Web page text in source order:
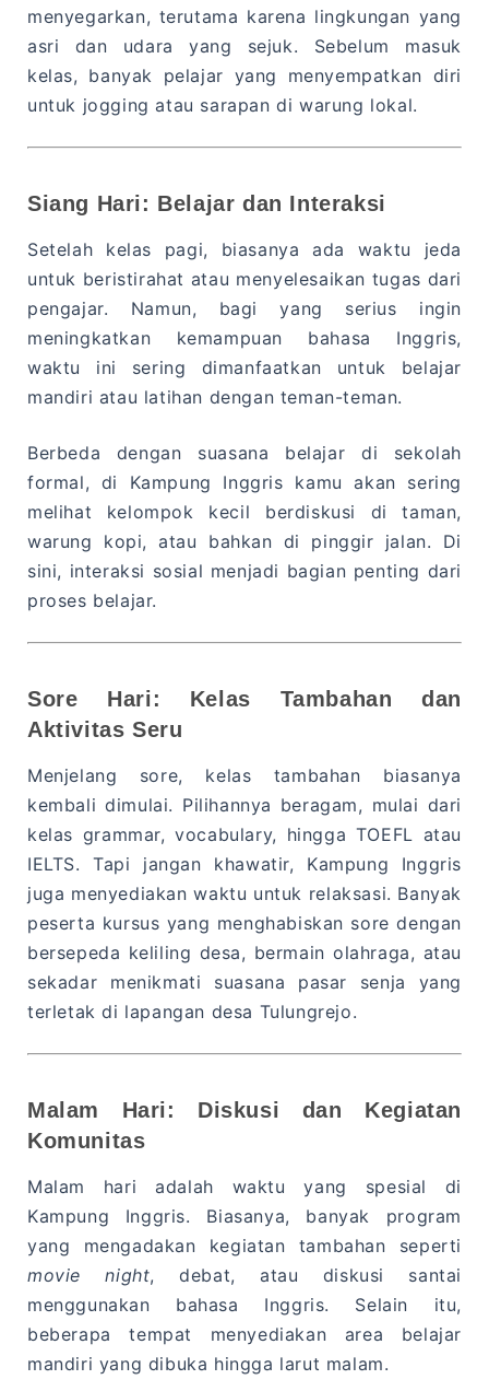
menyegarkan, terutama karena lingkungan yang
asri dan udara yang sejuk. Sebelum masuk
kelas, banyak pelajar yang menyempatkan diri
untuk jogging atau sarapan di warung lokal.
Siang Hari: Belajar dan Interaksi
Setelah kelas pagi, biasanya ada waktu jeda
untuk beristirahat atau menyelesaikan tugas dari
pengajar. Namun, bagi yang serius ingin
meningkatkan kemampuan bahasa Inggris,
waktu ini sering dimanfaatkan untuk belajar
mandiri atau latihan dengan teman-teman.
Berbeda dengan suasana belajar di sekolah
formal, di Kampung Inggris kamu akan sering
melihat kelompok kecil berdiskusi di taman,
warung kopi, atau bahkan di pinggir jalan. Di
sini, interaksi sosial menjadi bagian penting dari
proses belajar.
Sore Hari: Kelas Tambahan dan
Aktivitas Seru
Menjelang sore, kelas tambahan biasanya
kembali dimulai. Pilihannya beragam, mulai dari
kelas grammar, vocabulary, hingga TOEFL atau
IELTS. Tapi jangan khawatir, Kampung Inggris
juga menyediakan waktu untuk relaksasi. Banyak
peserta kursus yang menghabiskan sore dengan
bersepeda keliling desa, bermain olahraga, atau
sekadar menikmati suasana pasar senja yang
terletak di lapangan desa Tulungrejo.
Malam Hari: Diskusi dan Kegiatan
Komunitas
Malam hari adalah waktu yang spesial di
Kampung Inggris. Biasanya, banyak program
yang mengadakan kegiatan tambahan seperti
movie night, debat, atau diskusi santai
menggunakan bahasa Inggris. Selain itu,
beberapa tempat menyediakan area belajar
mandiri yang dibuka hingga larut malam.